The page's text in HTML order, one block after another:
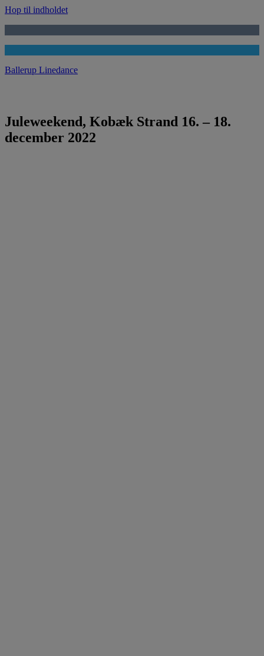
Hop til indholdet
Ballerup Linedance
Juleweekend, Kobæk Strand 16. – 18.
december 2022